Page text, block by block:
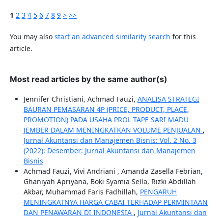
1 2 3 4 5 6 7 8 9 > >>
You may also start an advanced similarity search for this
article.
Most read articles by the same author(s)
Jennifer Christiani, Achmad Fauzi, ANALISA STRATEGI
BAURAN PEMASARAN 4P (PRICE, PRODUCT, PLACE,
PROMOTION) PADA USAHA PROL TAPE SARI MADU
JEMBER DALAM MENINGKATKAN VOLUME PENJUALAN ,
Jurnal Akuntansi dan Manajemen Bisnis: Vol. 2 No. 3
(2022): Desember: Jurnal Akuntansi dan Manajemen
Bisnis
Achmad Fauzi, Vivi Andriani , Amanda Zasella Febrian,
Ghaniyah Apriyana, Boki Syamia Sella, Rizki Abdillah
Akbar, Muhammad Faris Fadhillah, PENGARUH
MENINGKATNYA HARGA CABAI TERHADAP PERMINTAAN
DAN PENAWARAN DI INDONESIA , Jurnal Akuntansi dan